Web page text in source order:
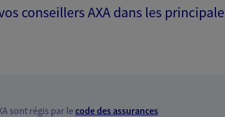
conseillers AXA dans les
sont régis par lecode des assurances